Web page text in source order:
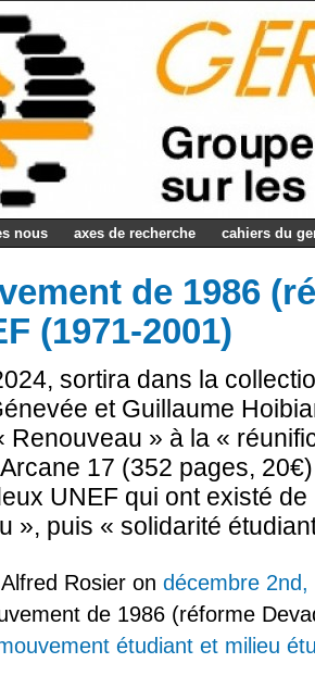
nous axes de recherche cahiers du
de 1986
(1971-2001)
sortira dans la
et Guillaume
Renouveau » à la «
17 (352 pages,
UNEF qui ont existé
», puis « solidarité
Rosier on décembre 2nd,
de 1986 (réforme
étudiant et milieu